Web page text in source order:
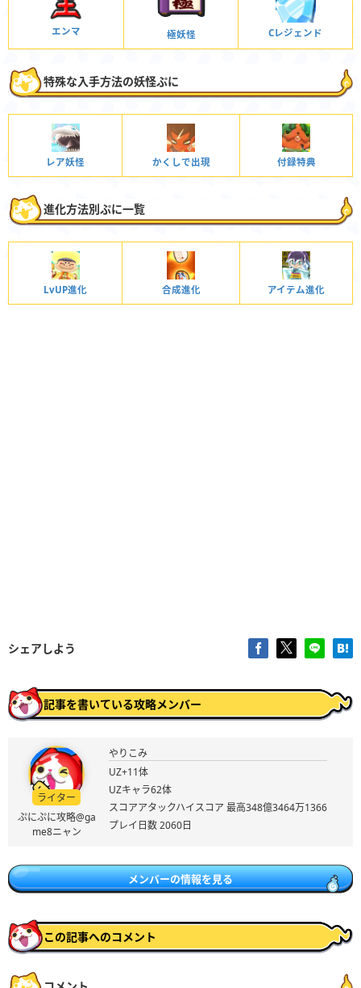
エンマ 極妖怪 Cレジェンド
特殊な入手方法の妖怪ぷに
レア妖怪 かくしで出現 付録特典
進化方法別ぷに一覧
LvUP進化 合成進化 アイテム進化
シェアしよう
記事を書いている攻略メンバー
ライター
ぷにぷに攻略@ga
me8ニャン
やりこみ
UZ+11体
UZキャラ62体
スコアアタックハイスコア 最高348億3464万1366
プレイ日数 2060日
メンバーの情報を見る
この記事へのコメント